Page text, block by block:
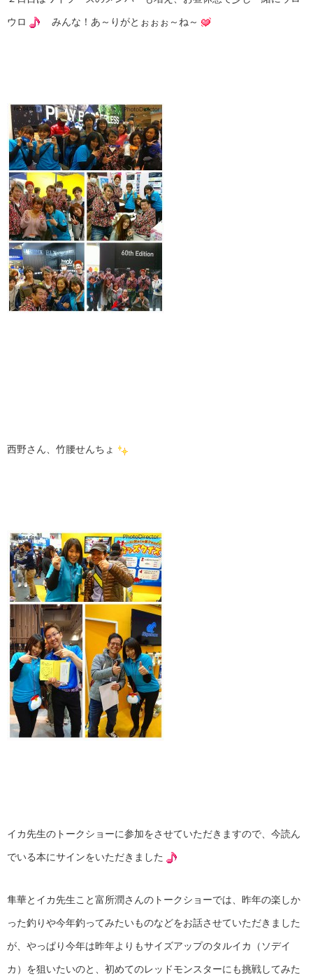
ウロ みんな！あ～りがとぉぉぉ～ね～
西野さん、竹腰せんちょ
イカ先生のトークショーに参加をさせていただきますので、今読ん
でいる本にサインをいただきました
隼華とイカ先生こと富所潤さんのトークショーでは、昨年の楽しか
った釣りや今年釣ってみたいものなどをお話させていただきました
が、やっぱり今年は昨年よりもサイズアップのタルイカ（ソデイ
カ）を狙いたいのと、初めてのレッドモンスターにも挑戦してみた